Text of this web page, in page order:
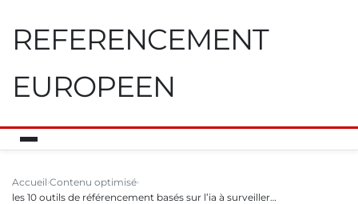
REFERENCEMENT
EUROPEEN
Accueil Contenu optimisé
les 10 outils de référencement basés sur l’ia à surveiller…